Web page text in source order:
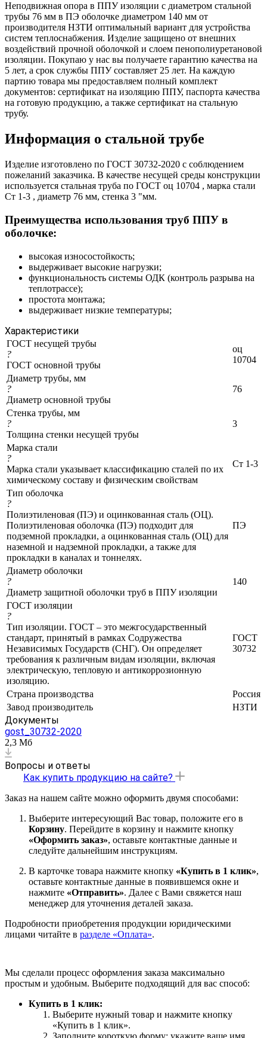
Неподвижная опора в ППУ изоляции с диаметром стальной
трубы 76 мм в ПЭ оболочке диаметром 140 мм от
производителя НЗТИ оптимальный вариант для устройства
систем теплоснабжения. Изделие защищено от внешних
воздействий прочной оболочкой и слоем пенополиуретановой
изоляции. Покупаю у нас вы получаете гарантию качества на
5 лет, а срок службы ППУ составляет 25 лет. На каждую
партию товара мы предоставляем полный комплект
документов: сертификат на изоляцию ППУ, паспорта качества
на готовую продукцию, а также сертификат на стальную
трубу.
Информация о стальной трубе
Изделие изготовлено по ГОСТ 30732-2020 с соблюдением
пожеланий заказчика. В качестве несущей среды конструкции
используется стальная труба по ГОСТ оц 10704 , марка стали
Ст 1-3 , диаметр 76 мм, стенка 3 "мм.
Преимущества использования труб ППУ в
оболочке:
высокая износостойкость;
выдерживает высокие нагрузки;
функциональность системы ОДК (контроль разрыва на
теплотрассе);
простота монтажа;
выдерживает низкие температуры;
Характеристики
ГОСТ несущей трубы
?
ГОСТ основной трубы
оц
10704
Диаметр трубы, мм
?
Диаметр основной трубы
76
Стенка трубы, мм
?
Толщина стенки несущей трубы
3
Марка стали
?
Марка стали указывает классификацию сталей по их
химическому составу и физическим свойствам
Ст 1-3
Тип оболочка
?
Полиэтиленовая (ПЭ) и оцинкованная сталь (ОЦ).
Полиэтиленовая оболочка (ПЭ) подходит для
подземной прокладки, а оцинкованная сталь (ОЦ) для
наземной и надземной прокладки, а также для
прокладки в каналах и тоннелях.
ПЭ
Диаметр оболочки
?
Диаметр защитной оболочки труб в ППУ изоляции
140
ГОСТ изоляции
?
Тип изоляции. ГОСТ – это межгосударственный
стандарт, принятый в рамках Содружества
Независимых Государств (СНГ). Он определяет
требования к различным видам изоляции, включая
электрическую, тепловую и антикоррозионную
изоляцию.
ГОСТ
30732
Страна производства
Россия
Завод производитель
НЗТИ
Документы
gost_30732-2020
2,3 Мб
Вопросы и ответы
Как купить продукцию на сайте?
Заказ на нашем сайте можно оформить двумя способами:
Выберите интересующий Вас товар, положите его в
Корзину. Перейдите в корзину и нажмите кнопку
«Оформить заказ», оставьте контактные данные и
следуйте дальнейшим инструкциям.
В карточке товара нажмите кнопку «Купить в 1 клик»,
оставьте контактные данные в появившемся окне и
нажмите «Отправить». Далее с Вами свяжется наш
менеджер для уточнения деталей заказа.
Подробности приобретения продукции юридическими
лицами читайте в разделе «Оплата».
Мы сделали процесс оформления заказа максимально
простым и удобным. Выберите подходящий для вас способ:
Купить в 1 клик:
Выберите нужный товар и нажмите кнопку
«Купить в 1 клик».
Заполните короткую форму: укажите ваше имя,